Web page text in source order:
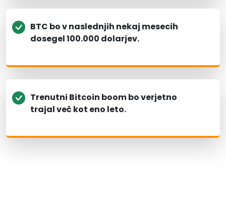
BTC bo v naslednjih nekaj mesecih
dosegel 100.000 dolarjev.
Trenutni Bitcoin boom bo verjetno
trajal več kot eno leto.